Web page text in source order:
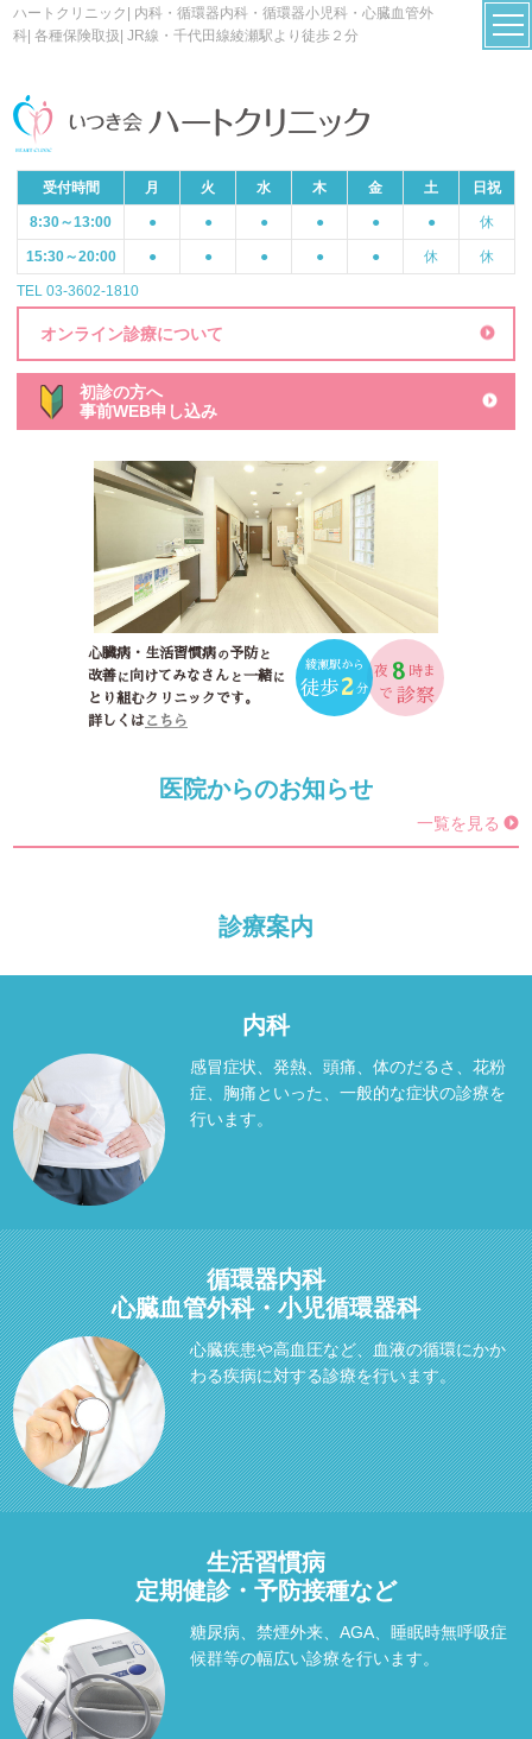
ハートクリニック| 内科・循環器内科・循環器小児科・心臓血管外
科| 各種保険取扱| JR線・千代田線綾瀬駅より徒歩２分
受付時間 月 火 水 木 金 土 日祝
8:30～13:00 ● ● ● ● ● ● 休
15:30～20:00 ● ● ● ● ● 休 休
TEL 03-3602-1810
オンライン診療について
初診の方へ
事前WEB申し込み
心臓病・生活習慣病の予防と
改善に向けてみなさんと一緒に
とり組むクリニックです。
詳しくはこちら
綾瀬駅から
徒歩2分
夜8時ま
で診察
医院からのお知らせ
一覧を見る
診療案内
内科
感冒症状、発熱、頭痛、体のだるさ、花粉
症、胸痛といった、一般的な症状の診療を
行います。
循環器内科
心臓血管外科・小児循環器科
心臓疾患や高血圧など、血液の循環にかか
わる疾病に対する診療を行います。
生活習慣病
定期健診・予防接種など
糖尿病、禁煙外来、AGA、睡眠時無呼吸症
候群等の幅広い診療を行います。